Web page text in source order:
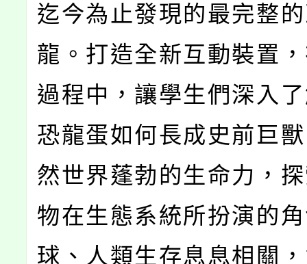
迄今為止發現的最完整
龍。打造全新互動裝置
過程中，讓學生們深入
恐龍蛋如何長成史前巨
然世界蓬勃的生命力，
物在生態系統所扮演的
球、人類生存息息相關